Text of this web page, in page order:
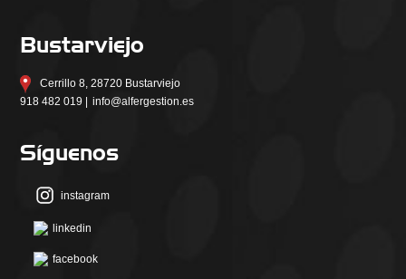
Bustarviejo
Cerrillo 8, 28720 Bustarviejo
918 482 019 | info@alfergestion.es
Síguenos
instagram
linkedin
facebook